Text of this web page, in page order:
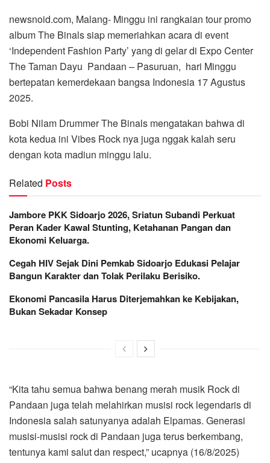
newsnoid.com, Malang- Minggu ini rangkaian tour promo
album The Binals siap memeriahkan acara di event
‘Independent Fashion Party’ yang di gelar di Expo Center
The Taman Dayu Pandaan – Pasuruan, hari Minggu
bertepatan kemerdekaan bangsa Indonesia 17 Agustus
2025.
Bobi Nilam Drummer The Binals mengatakan bahwa di
kota kedua ini Vibes Rock nya juga nggak kalah seru
dengan kota madiun minggu lalu.
Related Posts
Jambore PKK Sidoarjo 2026, Sriatun Subandi Perkuat
Peran Kader Kawal Stunting, Ketahanan Pangan dan
Ekonomi Keluarga.
Cegah HIV Sejak Dini Pemkab Sidoarjo Edukasi Pelajar
Bangun Karakter dan Tolak Perilaku Berisiko.
Ekonomi Pancasila Harus Diterjemahkan ke Kebijakan,
Bukan Sekadar Konsep
“Kita tahu semua bahwa benang merah musik Rock di
Pandaan juga telah melahirkan musisi rock legendaris di
Indonesia salah satunyanya adalah Elpamas. Generasi
musisi-musisi rock di Pandaan juga terus berkembang,
tentunya kami salut dan respect,” ucapnya (16/8/2025)